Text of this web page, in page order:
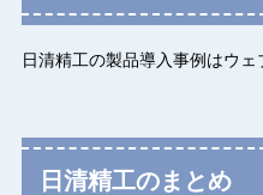
日清精工の製品導入事例はウェ
日清精工のまとめ